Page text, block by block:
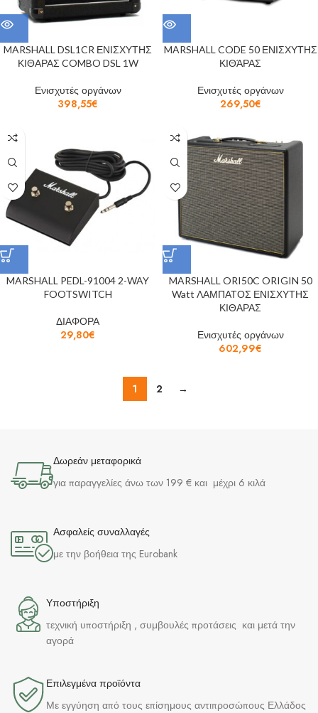
MARSHALL DSL1CR ΕΝΙΣΧΥΤΗΣ
ΚΙΘΑΡΑΣ COMBO DSL 1W
Ενισχυτές οργάνων
398,55€
MARSHALL CODE 50 ΕΝΙΣΧΥΤΗΣ
ΚΙΘΆΡΑΣ
Ενισχυτές οργάνων
269,50€
MARSHALL PEDL-91004 2-WAY
FOOTSWITCH
ΔΙΑΦΟΡΑ
29,80€
MARSHALL ORI50C ORIGIN 50
Watt ΛΑΜΠΑΤΟΣ ΕΝΙΣΧΥΤΗΣ
ΚΙΘΑΡΑΣ
Ενισχυτές οργάνων
602,99€
1 2 →
Δωρεάν μεταφορικά
για παραγγελίες άνω των 199 € και μέχρι 6 κιλά
Ασφαλείς συναλλαγές
με την βοήθεια της Eurobank
Υποστήριξη
τεχνική υποστήριξη , συμβουλές προτάσεις και μετά την
αγορά
Επιλεγμένα προϊόντα​
Με εγγύηση από τους επίσημους αντιπροσώπους Ελλάδος